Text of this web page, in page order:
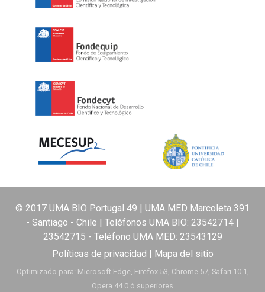
© 2017 UMA BIO Portugal 49 | UMA MED Marcoleta 391
- Santiago - Chile | Teléfonos UMA BIO: 23542714 |
23542715 - Teléfono UMA MED: 23543129
Políticas de privacidad | Mapa del sitio
Optimizado para: Microsoft Edge, Firefox 53, Chrome 57, Safari 10.1,
Opera 44.0 ó superiores